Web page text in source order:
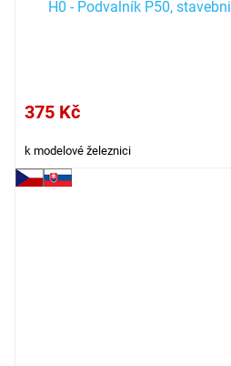
H0 - Podvalník P50,
375 Kč
k modelové železnici